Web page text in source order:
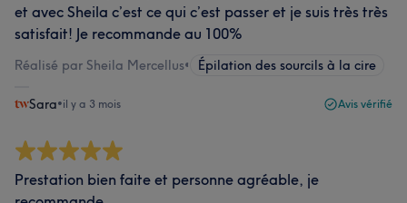
et avec Sheila c’est ce qui c’est passer et je suis très très
satisfait! Je recommande au 100%
Réalisé par Sheila Mercellus• Épilation des sourcils à la cire
Sara•il y a 3 mois Avis vérifié
Prestation bien faite et personne agréable, je